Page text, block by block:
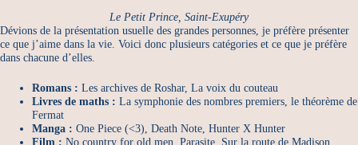
Le Petit Prince, Saint-Exupéry
Dévions de la présentation usuelle des grandes personnes, je préfère présenter
ce que j’aime dans la vie. Voici donc plusieurs catégories et ce que je préfère
dans chacune d’elles.
Romans : Les archives de Roshar, La voix du couteau
Livres de maths : La symphonie des nombres premiers, le théorème de
Fermat
Manga : One Piece (<3), Death Note, Hunter X Hunter
Film : No country for old men, Parasite, Sur la route de Madison